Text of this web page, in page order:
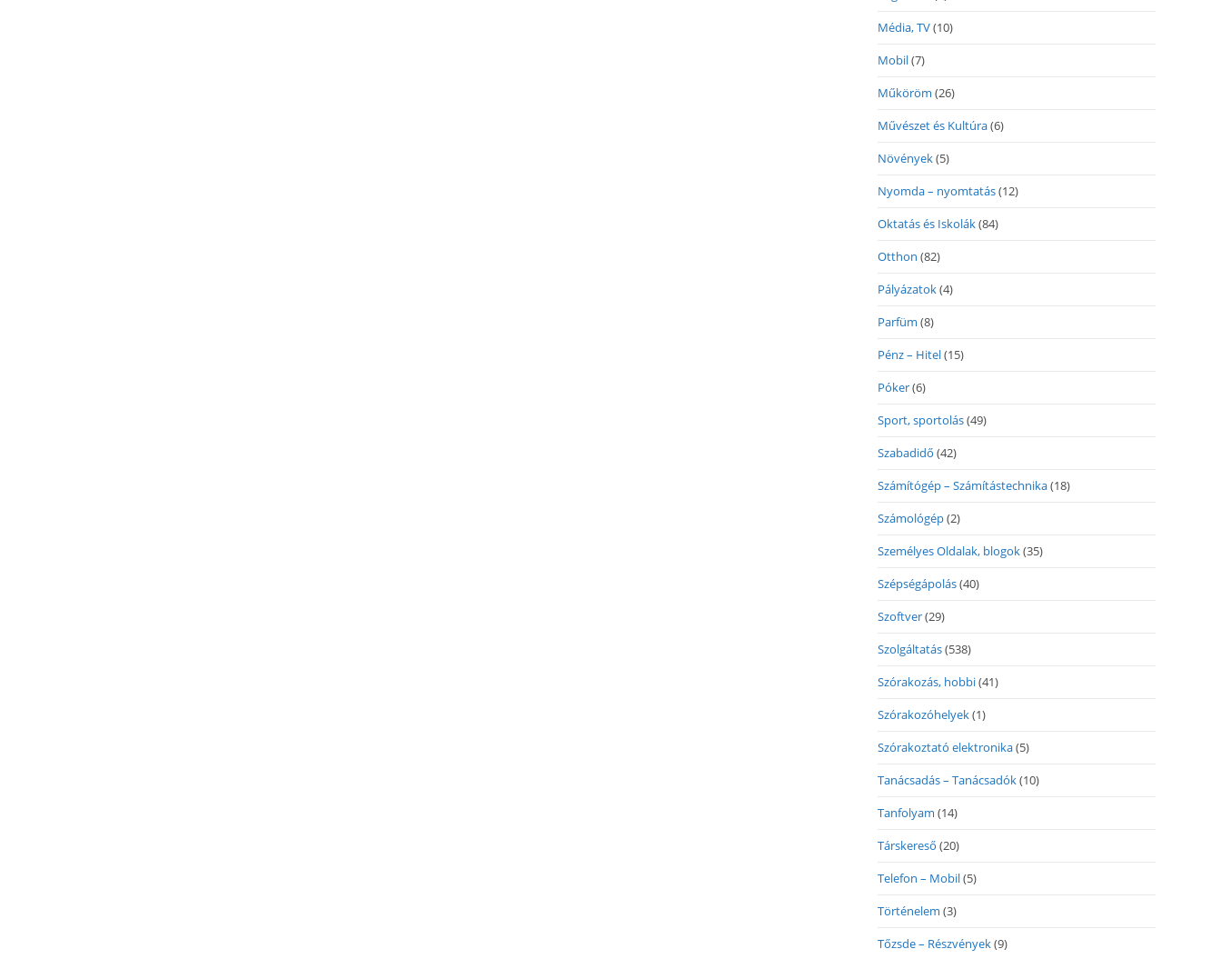
Média, TV(10)
Mobil(7)
Műköröm (26)
Művészet és Kultúra(6)
Növények(5)
Nyomda – nyomtatás(12)
Oktatás és Iskolák(84)
Otthon (82)
Pályázatok(4)
Parfüm (8)
Pénz – Hitel(15)
Póker(6)
Sport, sportolás(49)
Szabadidő (42)
Számítógép – Számítástechnika(18)
Számológép(2)
Személyes Oldalak, blogok(35)
Szépségápolás(40)
Szoftver(29)
Szolgáltatás(538)
Szórakozás, hobbi(41)
Szórakozóhelyek(1)
Szórakoztató elektronika(5)
Tanácsadás – Tanácsadók(10)
Tanfolyam (14)
Társkereső (20)
Telefon – Mobil(5)
Történelem (3)
Tőzsde – Részvények(9)